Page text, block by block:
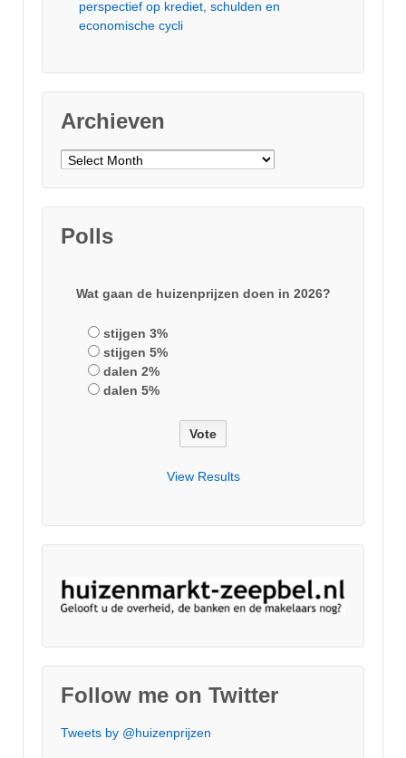
perspectief op krediet, schulden en
economische cycli
Archieven
Archieven
Polls
Wat gaan de huizenprijzen doen in 2026?
stijgen 3%
stijgen 5%
dalen 2%
dalen 5%
View Results
Follow me on Twitter
Tweets by @huizenprijzen